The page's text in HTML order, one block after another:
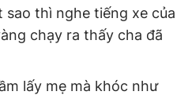
thì nghe tiếng xe của
chạy ra thấy cha đã
lấy mẹ mà khóc như